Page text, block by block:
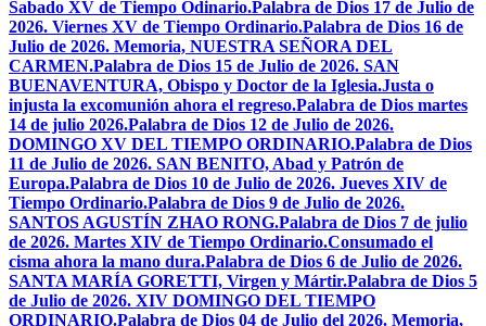
Sabado XV de Tiempo Odinario.Palabra de Dios 17 de Julio de
2026. Viernes XV de Tiempo Ordinario.Palabra de Dios 16 de
Julio de 2026. Memoria, NUESTRA SEÑORA DEL
CARMEN.Palabra de Dios 15 de Julio de 2026. SAN
BUENAVENTURA, Obispo y Doctor de la Iglesia.Justa o
injusta la excomunión ahora el regreso.Palabra de Dios martes
14 de julio 2026.Palabra de Dios 12 de Julio de 2026.
DOMINGO XV DEL TIEMPO ORDINARIO.Palabra de Dios
11 de Julio de 2026. SAN BENITO, Abad y Patrón de
Europa.Palabra de Dios 10 de Julio de 2026. Jueves XIV de
Tiempo Ordinario.Palabra de Dios 9 de Julio de 2026.
SANTOS AGUSTÍN ZHAO RONG.Palabra de Dios 7 de julio
de 2026. Martes XIV de Tiempo Ordinario.Consumado el
cisma ahora la mano dura.Palabra de Dios 6 de Julio de 2026.
SANTA MARÍA GORETTI, Virgen y Mártir.Palabra de Dios 5
de Julio de 2026. XIV DOMINGO DEL TIEMPO
ORDINARIO.Palabra de Dios 04 de Julio del 2026. Memoria,